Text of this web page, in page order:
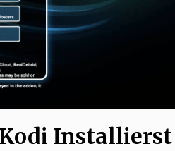
Kodi Installierst